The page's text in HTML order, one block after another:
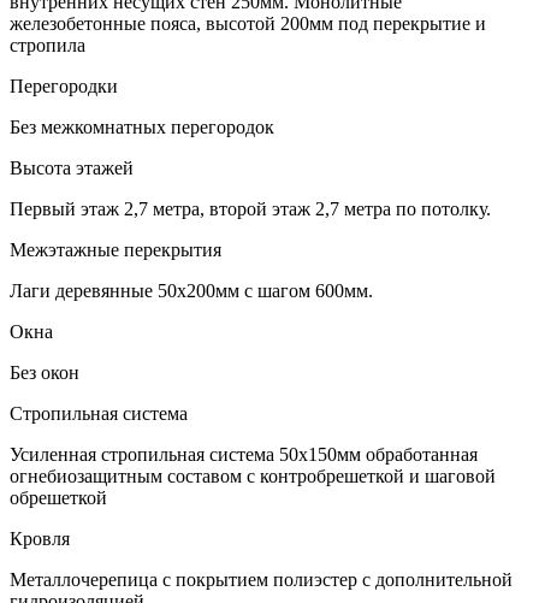
железобетонные пояса, высотой 200мм под перекрытие и
стропила
Перегородки
Без межкомнатных перегородок
Высота этажей
Первый этаж 2,7 метра, второй этаж 2,7 метра по потолку.
Межэтажные перекрытия
Лаги деревянные 50х200мм с шагом 600мм.
Окна
Без окон
Стропильная система
Усиленная стропильная система 50х150мм обработанная
огнебиозащитным составом с контробрешеткой и шаговой
обрешеткой
Кровля
Металлочерепица с покрытием полиэстер с дополнительной